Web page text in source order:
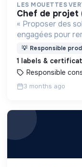
LES MOUETTES
chef de projet
« Proposer des
engagées pour
jetables et les
💡 Responsible
1 labels &
Responsible
3 months ago